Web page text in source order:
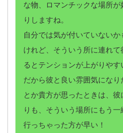
な物、ロマンチックな場所が
りしますね。
自分では気が付いていないか
けれど、そういう所に連れて
るとテンションが上がりやす
だから彼と良い雰囲気になり
とか貴方が思ったときは、彼
りも、そういう場所にもう一
行っちゃった方が早い！